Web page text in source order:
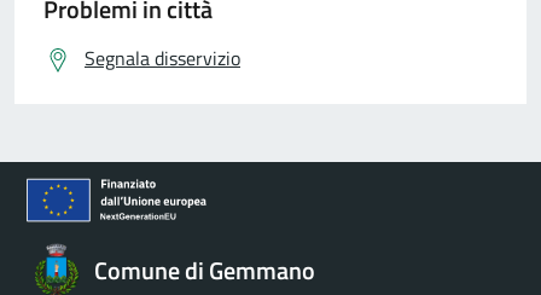
Problemi in città
Segnala disservizio
Comune di Gemmano